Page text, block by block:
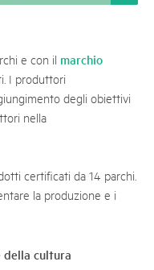
e con il marchio
I produttori
degli obiettivi
nella
certificati da 14 parchi.
la produzione e i
della cultura